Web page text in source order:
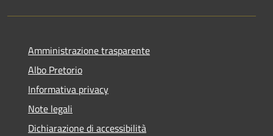
Amministrazione trasparente
Albo Pretorio
Informativa privacy
Note legali
Dichiarazione di accessibilità